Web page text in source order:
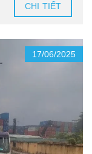
CHI TIẾT
17/06/2025